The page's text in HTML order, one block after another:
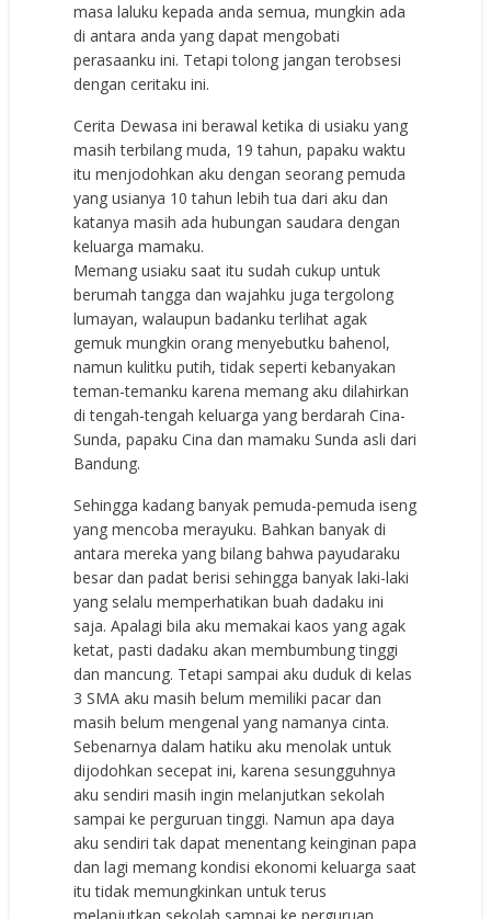
masa laluku kepada anda semua, mungkin ada
di antara anda yang dapat mengobati
perasaanku ini. Tetapi tolong jangan terobsesi
dengan ceritaku ini.
Cerita Dewasa ini berawal ketika di usiaku yang
masih terbilang muda, 19 tahun, papaku waktu
itu menjodohkan aku dengan seorang pemuda
yang usianya 10 tahun lebih tua dari aku dan
katanya masih ada hubungan saudara dengan
keluarga mamaku.
Memang usiaku saat itu sudah cukup untuk
berumah tangga dan wajahku juga tergolong
lumayan, walaupun badanku terlihat agak
gemuk mungkin orang menyebutku bahenol,
namun kulitku putih, tidak seperti kebanyakan
teman-temanku karena memang aku dilahirkan
di tengah-tengah keluarga yang berdarah Cina-
Sunda, papaku Cina dan mamaku Sunda asli dari
Bandung.
Sehingga kadang banyak pemuda-pemuda iseng
yang mencoba merayuku. Bahkan banyak di
antara mereka yang bilang bahwa payudaraku
besar dan padat berisi sehingga banyak laki-laki
yang selalu memperhatikan buah dadaku ini
saja. Apalagi bila aku memakai kaos yang agak
ketat, pasti dadaku akan membumbung tinggi
dan mancung. Tetapi sampai aku duduk di kelas
3 SMA aku masih belum memiliki pacar dan
masih belum mengenal yang namanya cinta.
Sebenarnya dalam hatiku aku menolak untuk
dijodohkan secepat ini, karena sesungguhnya
aku sendiri masih ingin melanjutkan sekolah
sampai ke perguruan tinggi. Namun apa daya
aku sendiri tak dapat menentang keinginan papa
dan lagi memang kondisi ekonomi keluarga saat
itu tidak memungkinkan untuk terus